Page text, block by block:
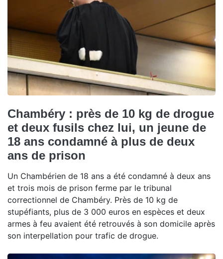
Chambéry : près de 10 kg de drogue
et deux fusils chez lui, un jeune de
18 ans condamné à plus de deux
ans de prison
Un Chambérien de 18 ans a été condamné à deux ans
et trois mois de prison ferme par le tribunal
correctionnel de Chambéry. Près de 10 kg de
stupéfiants, plus de 3 000 euros en espèces et deux
armes à feu avaient été retrouvés à son domicile après
son interpellation pour trafic de drogue.